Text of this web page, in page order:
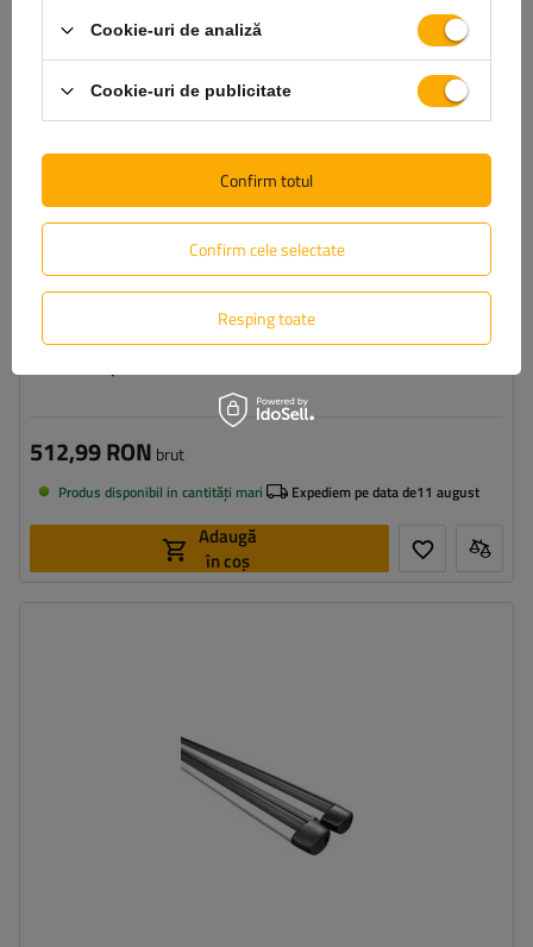
512,99 RON brut
Produs disponibil in cantități mari Expediem pe data de11 august
Adaugă
în coș
Cookie-uri de analiză
Cookie-uri de publicitate
Confirm cele selectate
Resping toate
Confirm totul